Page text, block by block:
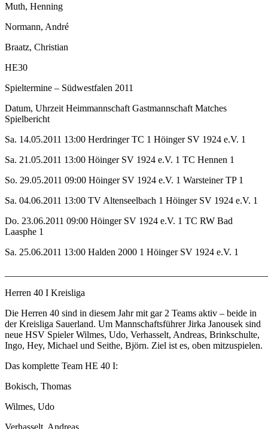
Muth, Henning
Normann, André
Braatz, Christian
HE30
Spieltermine – Südwestfalen 2011
Datum, Uhrzeit Heimmannschaft Gastmannschaft Matches
Spielbericht
Sa. 14.05.2011 13:00 Herdringer TC 1 Höinger SV 1924 e.V. 1
Sa. 21.05.2011 13:00 Höinger SV 1924 e.V. 1 TC Hennen 1
So. 29.05.2011 09:00 Höinger SV 1924 e.V. 1 Warsteiner TP 1
Sa. 04.06.2011 13:00 TV Altenseelbach 1 Höinger SV 1924 e.V. 1
Do. 23.06.2011 09:00 Höinger SV 1924 e.V. 1 TC RW Bad
Laasphe 1
Sa. 25.06.2011 13:00 Halden 2000 1 Höinger SV 1924 e.V. 1
Herren 40 I Kreisliga
Die Herren 40 sind in diesem Jahr mit gar 2 Teams aktiv – beide in
der Kreisliga Sauerland. Um Mannschaftsführer Jirka Janousek sind
neue HSV Spieler Wilmes, Udo, Verhasselt, Andreas, Brinkschulte,
Ingo, Hey, Michael und Seithe, Björn. Ziel ist es, oben mitzuspielen.
Das komplette Team HE 40 I:
Bokisch, Thomas
Wilmes, Udo
Verhasselt, Andreas